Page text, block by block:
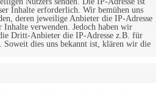
Inhalte erforderlich. Wir bemühen uns
deren jeweilige Anbieter die IP-Adresse
verwenden. Jedoch haben wir
Dritt-Anbieter die IP-Adresse z.B. für
Soweit dies uns bekannt ist, klären wir die